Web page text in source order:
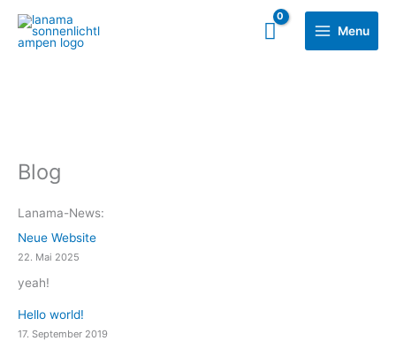
Inhalt
springen
Main
Menu
Menu
Blog
Lanama-News:
Neue Website
22. Mai 2025
yeah!
Hello world!
17. September 2019